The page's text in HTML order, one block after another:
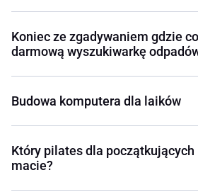
Koniec ze zgadywaniem gdzie
darmową wyszukiwarkę
Budowa komputera dla laików
Który pilates dla
macie?